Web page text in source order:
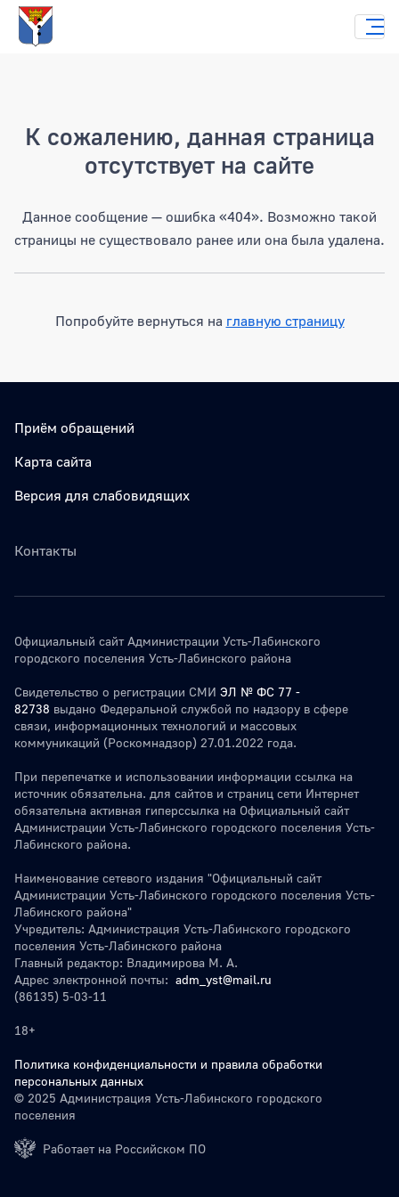
К сожалению, данная страница
отсутствует на сайте
Данное сообщение — ошибка «404». Возможно такой
страницы не существовало ранее или она была удалена.
Попробуйте вернуться на главную страницу
Приём обращений
Карта сайта
Версия для слабовидящих
Контакты
Официальный сайт Администрации Усть-Лабинского
городского поселения Усть-Лабинского района
Свидетельство о регистрации СМИ ЭЛ № ФС 77 -
82738 выдано Федеральной службой по надзору в сфере
связи, информационных технологий и массовых
коммуникаций (Роскомнадзор) 27.01.2022 года.
При перепечатке и использовании информации ссылка на
источник обязательна. для сайтов и страниц сети Интернет
обязательна активная гиперссылка на Официальный сайт
Администрации Усть-Лабинского городского поселения Усть-
Лабинского района.
Наименование сетевого издания "Официальный сайт
Администрации Усть-Лабинского городского поселения Усть-
Лабинского района"
Учредитель: Администрация Усть-Лабинского городского
поселения Усть-Лабинского района
Главный редактор: Владимирова М. А.
Адрес электронной почты: adm_yst@mail.ru
(86135) 5-03-11
18+
Политика конфиденциальности и правила обработки
персональных данных
© 2025 Администрация Усть-Лабинского городского
поселения
Работает на Российском ПО